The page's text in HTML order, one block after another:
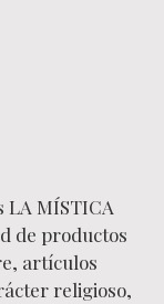
MÍSTICA
de productos
artículos
religioso,